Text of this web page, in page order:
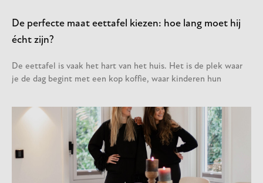
De perfecte maat eettafel kiezen: hoe lang moet hij
écht zijn?
De eettafel is vaak het hart van het huis. Het is de plek waar
je de dag begint met een kop koffie, waar kinderen hun